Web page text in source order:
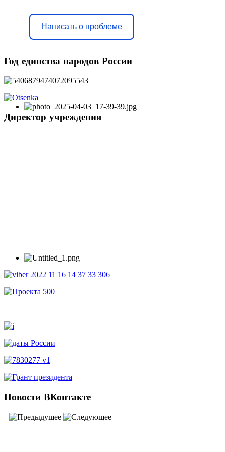
Написать о проблеме
Год единства народов России
Директор учреждения
Новости ВКонтакте